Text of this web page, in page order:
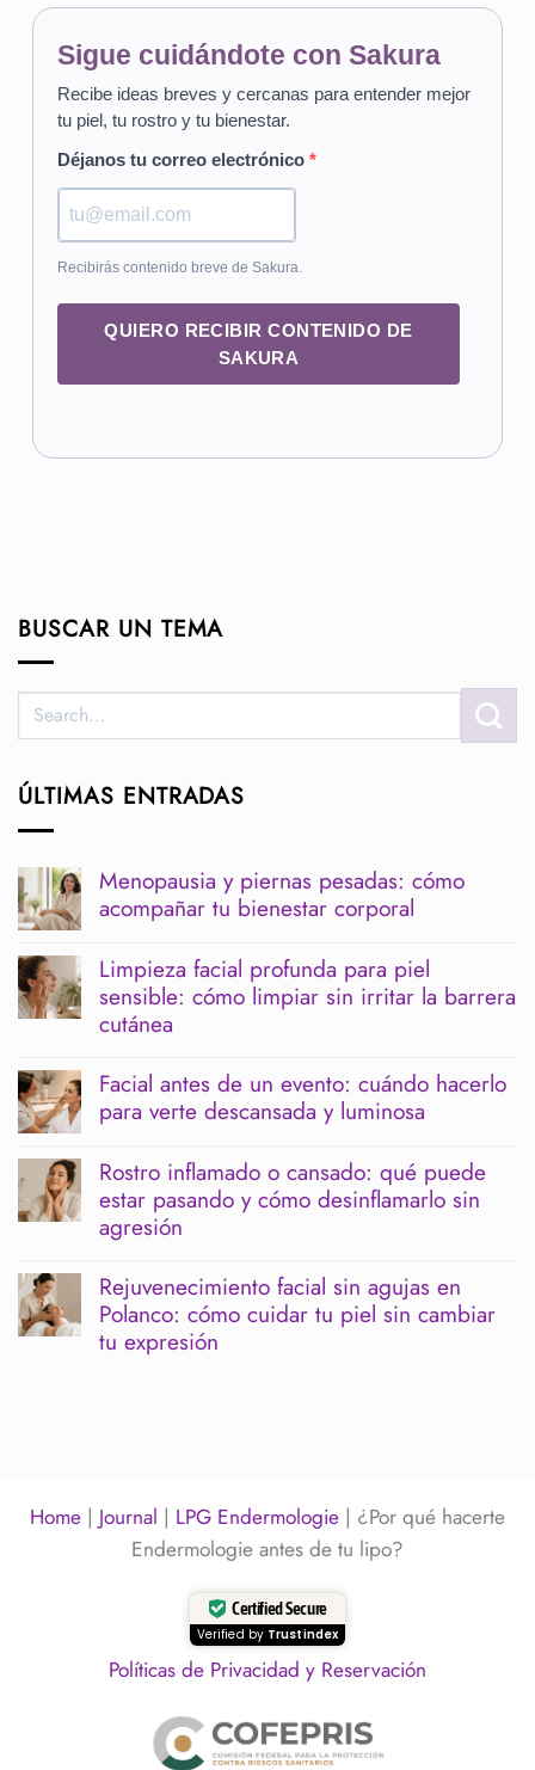
Sigue cuidándote con Sakura
Recibe ideas breves y cercanas para entender mejor
tu piel, tu rostro y tu bienestar.
Déjanos tu correo electrónico
Recibirás contenido breve de Sakura.
QUIERO RECIBIR CONTENIDO DE
SAKURA
BUSCAR UN TEMA
ÚLTIMAS ENTRADAS
Menopausia y piernas pesadas: cómo
acompañar tu bienestar corporal
hay
comentarios
en
Menopausia
y
pesadas:
cómo
acompañar
tu
corporal
Limpieza facial profunda para piel
sensible: cómo limpiar sin irritar la barrera
cutánea
hay
comentarios
en
Limpieza
profunda
para
piel
sensible:
cómo
sin
irritar
la
barrera
cutánea
Facial antes de un evento: cuándo hacerlo
para verte descansada y luminosa
hay
comentarios
en
Facial
antes
un
evento:
cuándo
hacerlo
para
Rostro inflamado o cansado: qué puede
estar pasando y cómo desinflamarlo sin
agresión
hay
comentarios
en
Rostro
inflamado
desinflamarlo
agresión
Rejuvenecimiento facial sin agujas en
Polanco: cómo cuidar tu piel sin cambiar
tu expresión
en
Polanco:
cambiar
Home | Journal | LPG Endermologie | ¿Por qué hacerte
Endermologie antes de tu lipo?
Certified Secure
Verified by Trustindex
Políticas de Privacidad y Reservación